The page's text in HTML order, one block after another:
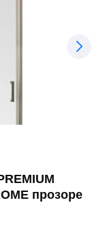
прозоре